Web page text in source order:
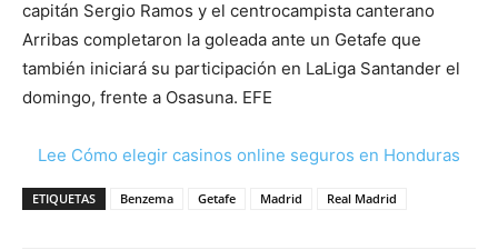
capitán Sergio Ramos y el centrocampista canterano
Arribas completaron la goleada ante un Getafe que
también iniciará su participación en LaLiga Santander el
domingo, frente a Osasuna. EFE
Lee Cómo elegir casinos online seguros en Honduras
ETIQUETAS Benzema Getafe Madrid Real Madrid